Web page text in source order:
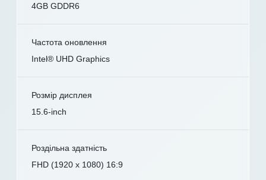
4GB GDDR6
Частота оновлення
Intel® UHD Graphics
Розмір дисплея
15.6-inch
Роздільна здатність
FHD (1920 x 1080) 16:9